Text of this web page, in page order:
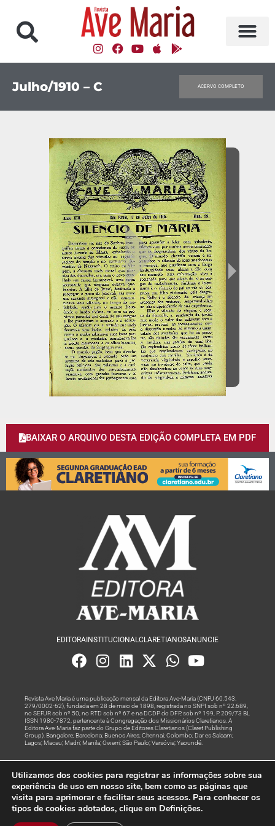
Julho/1910 – C ACERVO COMPLETO
BAIXAR O ARQUIVO DESTA EDIÇÃO COMPLETA EM PDF
EDITORA INSTITUCIONALCLARETIANOSANUNCIE
Revista Ave Maria é uma publicação mensal da Editora Ave-Maria (CNPJ 60.543.
279/0002-62), fundada em 28 de maio de 1898, registrada no SNPI sob nº 22.689,
no SEPJR sob nº 50, no RTD sob nº 67 e na DCDP do DFP, sob nº 199, P. 209/73 BL
ISSN 1980-7872, pertencente à Congregação dos Missionários Claretianos. A
Editora Ave-Maria faz parte do Grupo de Editores Claretianos (Claret Publishing
Group). Bangalore; Barcelona; Buenos Aires; Chennai; Colombo; Dar es Salaam;
Lagos; Macau; Madri; Manila; Owerri; São Paulo; Varsóvia; Yaoundé.
Rede
© Todos os Direitos Reservados
Utilizamos dos cookies para registrar as informações sobre sua
experiência de uso em nosso site, bem como as páginas que
visita para aprimorar e facilitar seus acessos. Para conhecer os
tipos de cookies adotados, clique em Definições.